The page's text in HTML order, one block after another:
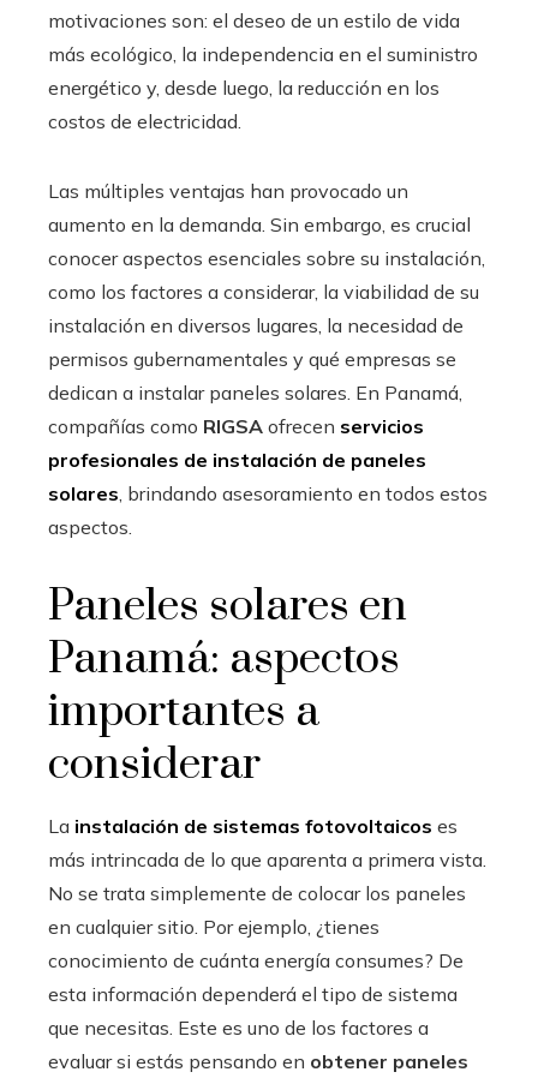
motivaciones son: el deseo de un estilo de vida
más ecológico, la independencia en el suministro
energético y, desde luego, la reducción en los
costos de electricidad.
Las múltiples ventajas han provocado un
aumento en la demanda. Sin embargo, es crucial
conocer aspectos esenciales sobre su instalación,
como los factores a considerar, la viabilidad de su
instalación en diversos lugares, la necesidad de
permisos gubernamentales y qué empresas se
dedican a instalar paneles solares. En Panamá,
compañías como RIGSA ofrecen servicios
profesionales de instalación de paneles
solares , brindando asesoramiento en todos estos
aspectos.
Paneles solares en
Panamá: aspectos
importantes a
considerar
La instalación de sistemas fotovoltaicos es
más intrincada de lo que aparenta a primera vista.
No se trata simplemente de colocar los paneles
en cualquier sitio. Por ejemplo, ¿tienes
conocimiento de cuánta energía consumes? De
esta información dependerá el tipo de sistema
que necesitas. Este es uno de los factores a
evaluar si estás pensando en obtener paneles